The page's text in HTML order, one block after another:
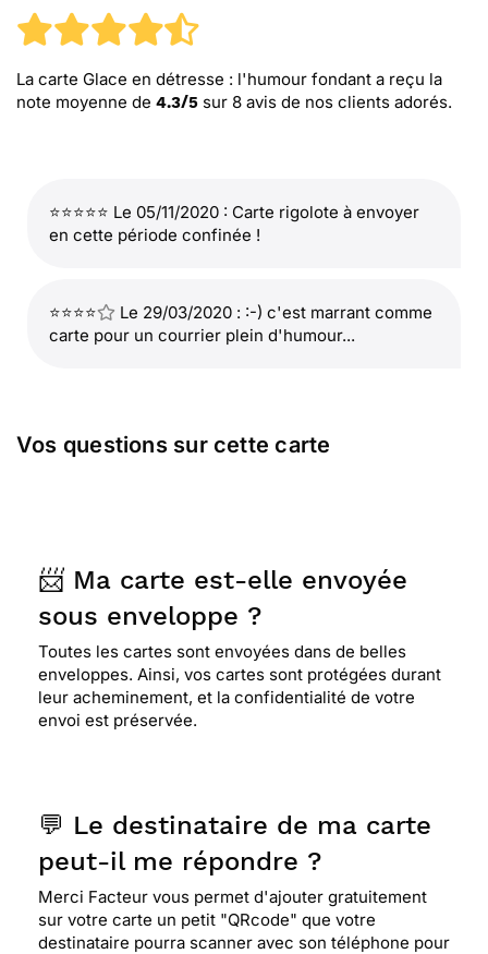
La carte Glace en détresse : l'humour fondant a reçu la
note moyenne de 4.3/5 sur 8 avis de nos clients adorés.
⭐⭐⭐⭐⭐ Le 05/11/2020 : Carte rigolote à envoyer
en cette période confinée !
⭐⭐⭐⭐
Le 29/03/2020 : :-) c'est marrant comme
carte pour un courrier plein d'humour...
Vos questions sur cette carte
📨 Ma carte est-elle envoyée
sous enveloppe ?
Toutes les cartes sont envoyées dans de belles
enveloppes. Ainsi, vos cartes sont protégées durant
leur acheminement, et la confidentialité de votre
envoi est préservée.
💬 Le destinataire de ma carte
peut-il me répondre ?
Merci Facteur vous permet d'ajouter gratuitement
sur votre carte un petit "QRcode" que votre
destinataire pourra scanner avec son téléphone pour